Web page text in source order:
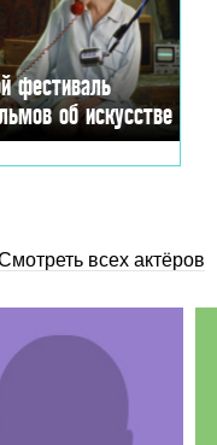
фестиваль
об искусстве
всех актёров